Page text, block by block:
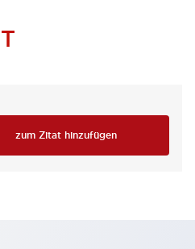
zum Zitat hinzufügen